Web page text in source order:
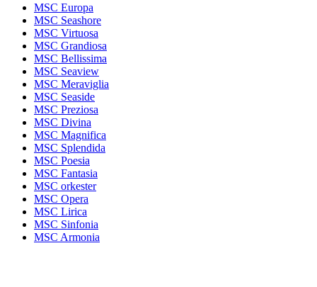
MSC Europa
MSC Seashore
MSC Virtuosa
MSC Grandiosa
MSC Bellissima
MSC Seaview
MSC Meraviglia
MSC Seaside
MSC Preziosa
MSC Divina
MSC Magnifica
MSC Splendida
MSC Poesia
MSC Fantasia
MSC orkester
MSC Opera
MSC Lirica
MSC Sinfonia
MSC Armonia